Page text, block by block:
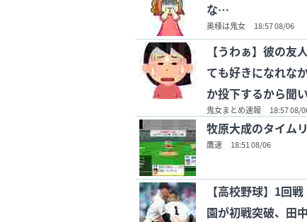
な…
奥様は鬼女 18:57 08/06
【うわぁ】彼の
ても好きになれな
か投下するから聞
鬼女まとめ速報 18:57 08/
牧原大成のタイム
鷹速 18:51 08/06
【高校野球】1回
園が初戦突破、田